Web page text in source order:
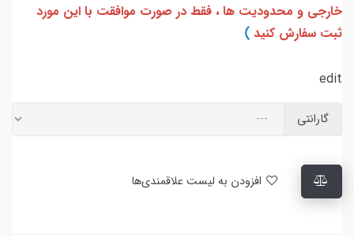
خارجی و محدودیت ها ، فقط در صورت موافقت با این مورد
ثبت سفارش کنید )
edit
گارانتی